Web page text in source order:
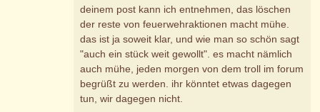
deinem post kann ich entnehmen, das löschen
der reste von feuerwehraktionen macht mühe.
das ist ja soweit klar, und wie man so schön sagt
"auch ein stück weit gewollt". es macht nämlich
auch mühe, jeden morgen von dem troll im forum
begrüßt zu werden. ihr könntet etwas dagegen
tun, wir dagegen nicht.